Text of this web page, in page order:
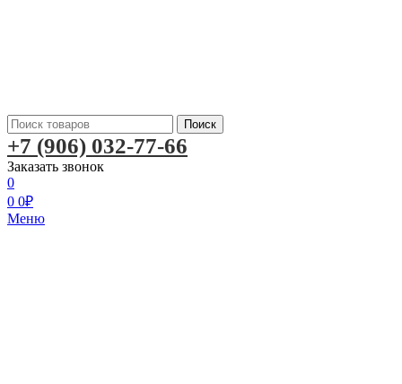
Поиск
+7 (906) 032-77-66
Заказать звонок
0
0 0₽
Меню